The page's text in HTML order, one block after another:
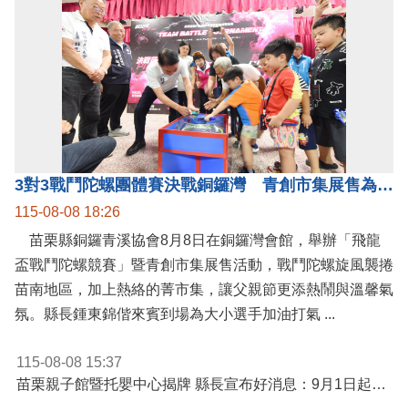
3對3戰鬥陀螺團體賽決戰銅鑼灣 青創市集展售為父親節增添繽紛
115-08-08 18:26
苗栗縣銅鑼青溪協會8月8日在銅鑼灣會館，舉辦「飛龍
盃戰鬥陀螺競賽」暨青創市集展售活動，戰鬥陀螺旋風襲捲
苗南地區，加上熱絡的菁市集，讓父親節更添熱鬧與溫馨氣
氛。縣長鍾東錦偕來賓到場為大小選手加油打氣 ...
115-08-08 15:37
苗栗親子館暨托嬰中心揭牌 縣長宣布好消息：9月1日起調降臨時托嬰費用